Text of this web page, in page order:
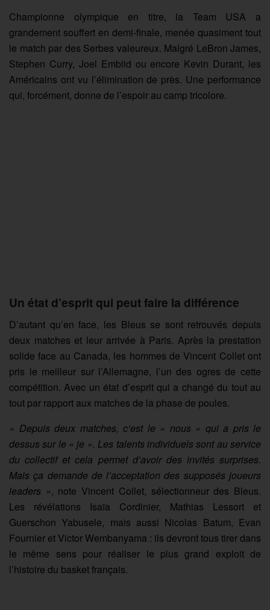
Championne olympique en titre, la Team USA a
grandement souffert en demi-finale, menée quasiment tout
le match par des Serbes valeureux. Malgré LeBron James,
Stephen Curry, Joel Embiid ou encore Kevin Durant, les
Américains ont vu l’élimination de près. Une performance
qui, forcément, donne de l’espoir au camp tricolore.
Un état d’esprit qui peut faire la différence
D’autant qu’en face, les Bleus se sont retrouvés depuis
deux matches et leur arrivée à Paris. Après la prestation
solide face au Canada, les hommes de Vincent Collet ont
pris le meilleur sur l’Allemagne, l’un des ogres de cette
compétition. Avec un état d’esprit qui a changé du tout au
tout par rapport aux matches de la phase de poules.
« Depuis deux matches, c’est le « nous » qui a pris le
dessus sur le « je ». Les talents individuels sont au service
du collectif et cela permet d’avoir des invités surprises.
Mais ça demande de l’acceptation des supposés joueurs
leaders », note Vincent Collet, sélectionneur des Bleus.
Les révélations Isaïa Cordinier, Mathias Lessort et
Guerschon Yabusele, mais aussi Nicolas Batum, Evan
Fournier et Victor Wembanyama : ils devront tous tirer dans
le même sens pour réaliser le plus grand exploit de
l’histoire du basket français.